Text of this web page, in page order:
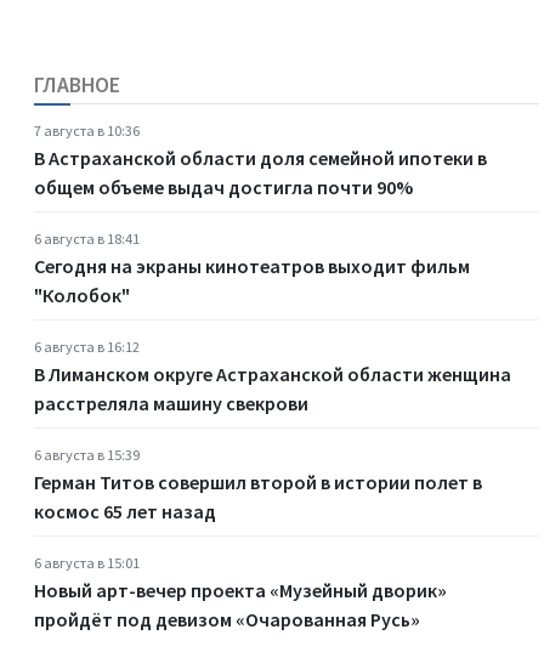
ГЛАВНОЕ
7 августа в 10:36
В Астраханской области доля семейной ипотеки в
общем объеме выдач достигла почти 90%
6 августа в 18:41
Сегодня на экраны кинотеатров выходит фильм
"Колобок"
6 августа в 16:12
В Лиманском округе Астраханской области женщина
расстреляла машину свекрови
6 августа в 15:39
Герман Титов совершил второй в истории полет в
космос 65 лет назад
6 августа в 15:01
Новый арт-вечер проекта «Музейный дворик»
пройдёт под девизом «Очарованная Русь»